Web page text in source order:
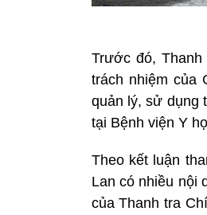
Trước đó,
trách nhiệm của
quản lý, sử dụng
tại Bệnh viện Y
Theo kết luận
Lan có nhiều nội
của Thanh tra